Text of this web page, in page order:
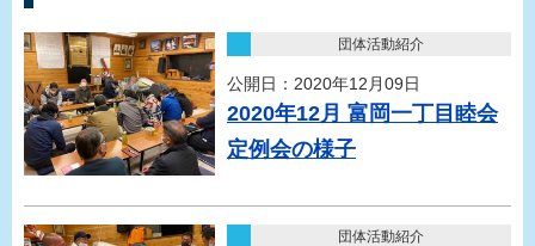
団体活動紹介
公開日：2020年12月09日
2020年12月 富岡一丁目睦会
定例会の様子
団体活動紹介